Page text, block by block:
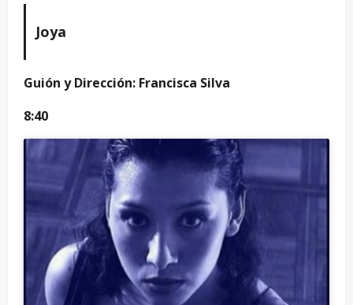
Joya
Guión y Dirección: Francisca Silva
8:40